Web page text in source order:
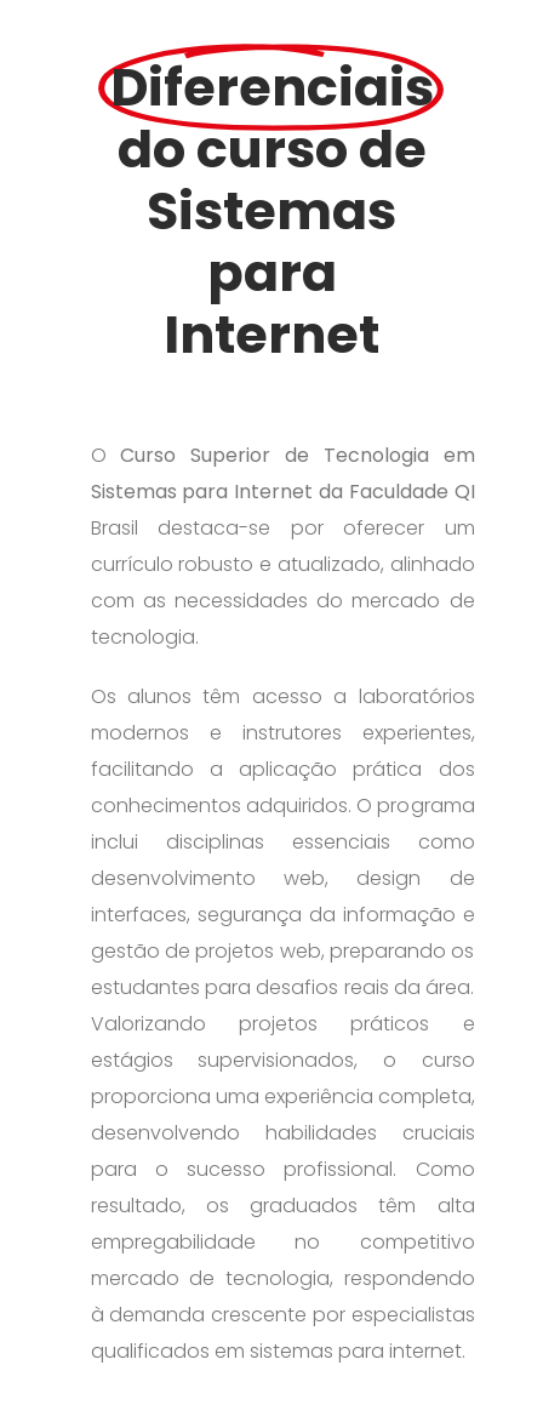
Diferenciais
do curso de
Sistemas
para
Internet
O Curso Superior de Tecnologia em
Sistemas para Internet da Faculdade QI
Brasil destaca-se por oferecer um
currículo robusto e atualizado, alinhado
com as necessidades do mercado de
tecnologia.
Os alunos têm acesso a laboratórios
modernos e instrutores experientes,
facilitando a aplicação prática dos
conhecimentos adquiridos. O programa
inclui disciplinas essenciais como
desenvolvimento web, design de
interfaces, segurança da informação e
gestão de projetos web, preparando os
estudantes para desafios reais da área.
Valorizando projetos práticos e
estágios supervisionados, o curso
proporciona uma experiência completa,
desenvolvendo habilidades cruciais
para o sucesso profissional. Como
resultado, os graduados têm alta
empregabilidade no competitivo
mercado de tecnologia, respondendo
à demanda crescente por especialistas
qualificados em sistemas para internet.